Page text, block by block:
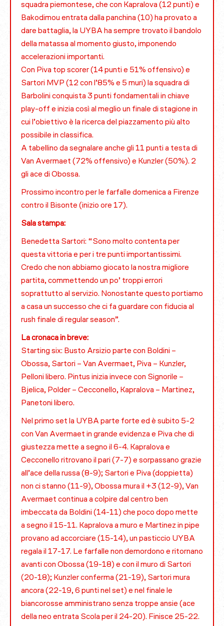
squadra piemontese, che con Kapralova (12 punti) e
Bakodimou entrata dalla panchina (10) ha provato a
dare battaglia, la UYBA ha sempre trovato il bandolo
della matassa al momento giusto, imponendo
accelerazioni importanti.
Con Piva top scorer (14 punti e 51% offensivo) e
Sartori MVP (12 con l’85% e 5 muri) la squadra di
Barbolini conquista 3 punti fondamentali in chiave
play-off e inizia così al meglio un finale di stagione in
cui l’obiettivo è la ricerca del piazzamento più alto
possibile in classifica.
A tabellino da segnalare anche gli 11 punti a testa di
Van Avermaet (72% offensivo) e Kunzler (50%). 2
gli ace di Obossa.
Prossimo incontro per le farfalle domenica a Firenze
contro il Bisonte (inizio ore 17).
Sala stampa:
Benedetta Sartori: “Sono molto contenta per
questa vittoria e per i tre punti importantissimi.
Credo che non abbiamo giocato la nostra migliore
partita, commettendo un po’ troppi errori
soprattutto al servizio. Nonostante questo portiamo
a casa un successo che ci fa guardare con fiducia al
rush finale di regular season”.
La cronaca in breve:
Starting six: Busto Arsizio parte con Boldini –
Obossa, Sartori – Van Avermaet, Piva – Kunzler,
Pelloni libero. Pintus inizia invece con Signorile –
Bjelica, Polder – Cecconello, Kapralova – Martinez,
Panetoni libero.
Nel primo set la UYBA parte forte ed è subito 5-2
con Van Avermaet in grande evidenza e Piva che di
giustezza mette a segno il 6-4. Kapralova e
Cecconello ritrovano il pari (7-7) e sorpassano grazie
all’ace della russa (8-9); Sartori e Piva (doppietta)
non ci stanno (11-9), Obossa mura il +3 (12-9), Van
Avermaet continua a colpire dal centro ben
imbeccata da Boldini (14-11) che poco dopo mette
a segno il 15-11. Kapralova a muro e Martinez in pipe
provano ad accorciare (15-14), un pasticcio UYBA
regala il 17-17. Le farfalle non demordono e ritornano
avanti con Obossa (19-18) e con il muro di Sartori
(20-18); Kunzler conferma (21-19), Sartori mura
ancora (22-19, 6 punti nel set) e nel finale le
biancorosse amministrano senza troppe ansie (ace
della neo entrata Scola per il 24-20). Finisce 25-22.